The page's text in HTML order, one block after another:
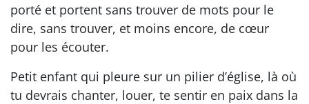
porté et portent sans trouver de mots pour le
dire, sans trouver, et moins encore, de cœur
pour les écouter.
Petit enfant qui pleure sur un pilier d’église, là où
tu devrais chanter, louer, te sentir en paix dans la